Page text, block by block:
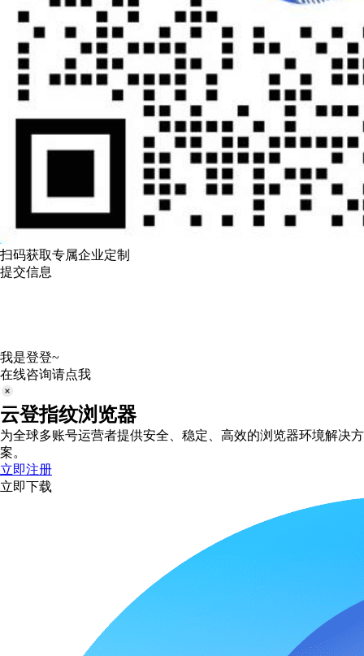
扫码获取专属企业定制
提交信息
我是登登~
在线咨询请点我
云登指纹浏览器
为全球多账号运营者提供安全、稳定、高效的浏览器环境解决方
案。
立即注册
立即下载